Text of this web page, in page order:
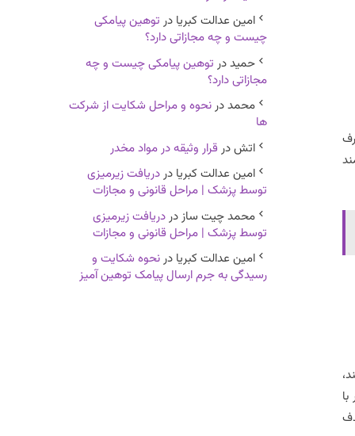
امین عدالت کبریا در توهین پیامکی
چیست و چه مجازاتی دارد؟
حمیددر توهین پیامکی چیست و چه
مجازاتی دارد؟
محمددرنحوه و مراحل شکایت از شرکت
ها
اتشدر قرار وثیقه در مواد مخدر
امین عدالت کبریا دردریافت زیرمیزی
توسط پزشک | مراحل قانونی و مجازات
محمد چیت ساز در دریافت زیرمیزی
توسط پزشک | مراحل قانونی و مجازات
امین عدالت کبریا درنحوه شکایت و
رسیدگی به جرم ارسال پیامک توهین آمیز